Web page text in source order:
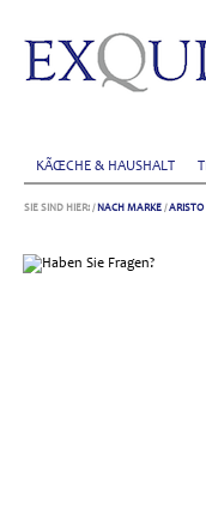
KÃŒCHE & HAUSHALT
SIE SIND HIER: / NACH MARKE /ARISTO